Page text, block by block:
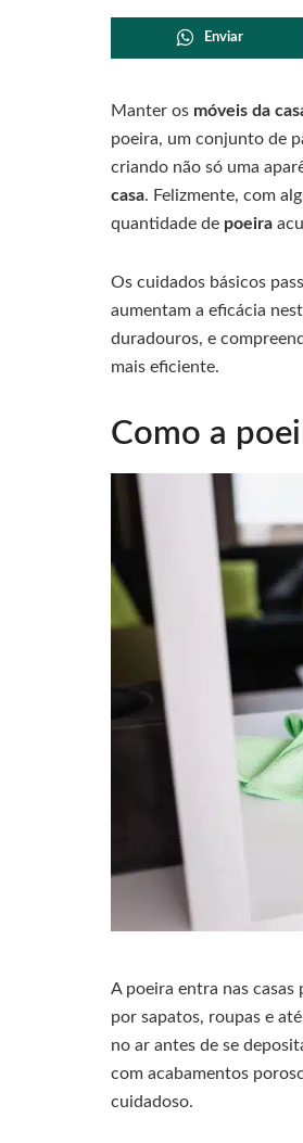
Enviar
Manter os móveis da
poeira, um conjunto de
criando não só uma
casa. Felizmente, com
quantidade de poeira
Os cuidados básicos
aumentam a eficácia
duradouros, e
mais eficiente.
Como a
A poeira entra nas
por sapatos, roupas e
no ar antes de se
com acabamentos
cuidadoso.